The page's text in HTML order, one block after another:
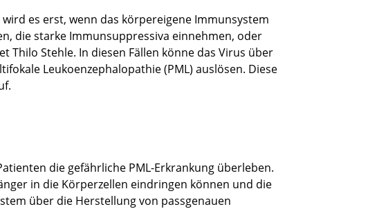
wird es erst, wenn das körpereigene Immunsystem
die starke Immunsuppressiva einnehmen, oder
Stehle. In diesen Fällen könne das Virus über
Leukoenzephalopathie (PML) auslösen. Diese
die gefährliche PML-Erkrankung überleben.
in die Körperzellen eindringen können und die
über die Herstellung von passgenauen